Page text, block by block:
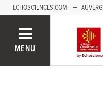
ECHOSCIENCES.COM
MENU